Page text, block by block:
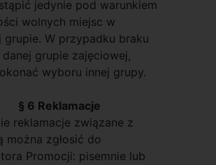
jedynie pod warunkiem
wolnych miejsc w
grupie. W przypadku braku
grupie zajęciowej,
wyboru innej grupy.
§ 6 Reklamacje
reklamacje związane z
można zgłosić do
Promocji: pisemnie lub